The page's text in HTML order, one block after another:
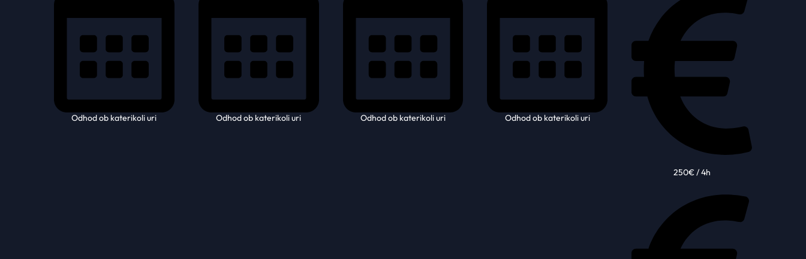
Odhod ob katerikoli uri Odhod ob katerikoli uri Odhod ob katerikoli uri Odhod ob katerikoli uri
250€ / 4h